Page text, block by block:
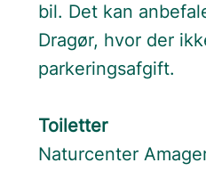
bil. Det kan
Dragør, hvor der
parkeringsafgift.
Toiletter
Naturcenter